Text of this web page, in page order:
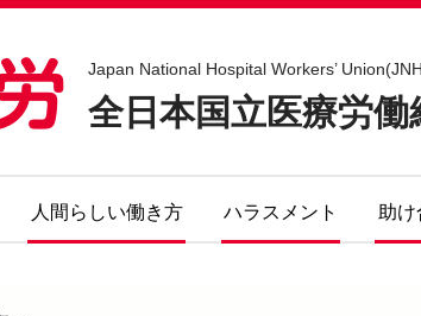
Japan National Hospital Workers’
全日本国立医療労働
人間らしい働き方 ハラスメント 助け